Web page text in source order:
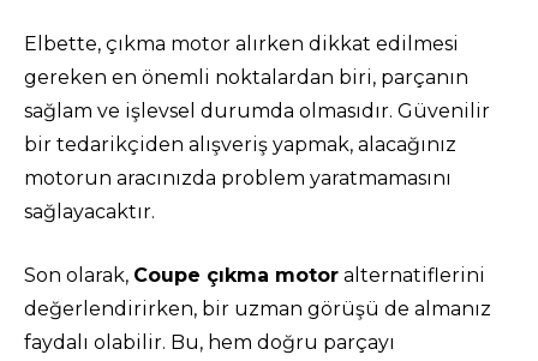
Elbette, çıkma motor alırken dikkat edilmesi
gereken en önemli noktalardan biri, parçanın
sağlam ve işlevsel durumda olmasıdır. Güvenilir
bir tedarikçiden alışveriş yapmak, alacağınız
motorun aracınızda problem yaratmamasını
sağlayacaktır.
Son olarak, Coupe çıkma motor alternatiflerini
değerlendirirken, bir uzman görüşü de almanız
faydalı olabilir. Bu, hem doğru parçayı